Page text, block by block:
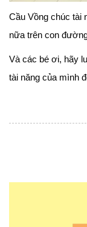
Cầu Vồng chúc tài
nữa trên con
Và các bé ơi, hãy
tài năng của mình